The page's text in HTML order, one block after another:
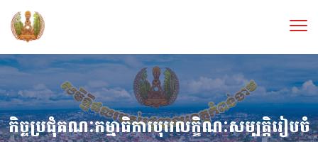
កិច្ច​ប្រជុំគណៈកម្មាធិការបុរេលក្ខិណៈសម្បត្តិរៀបចំ